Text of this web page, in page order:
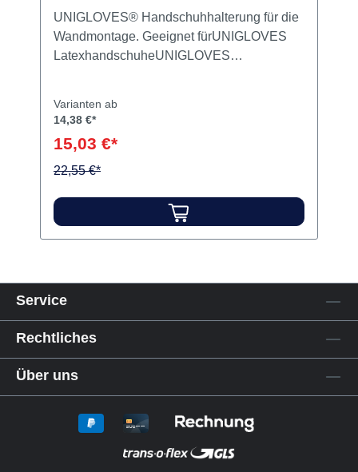
UNIGLOVES® Handschuhhalterung für die
Wandmontage. Geeignet fürUNIGLOVES
LatexhandschuheUNIGLOVES
Varianten ab
14,38 €*
15,03 €*
22,55 €*
Service
Rechtliches
Über uns